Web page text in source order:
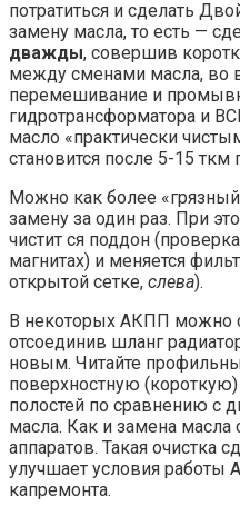
потратиться и сделать
замену масла, то есть —
дважды, совершив
между сменами масла, во
перемешивание и
гидротрансформатора и
масло «практически
становится после 5-15 ткм
Можно как более
замену за один раз. При
чистит ся поддон
магнитах) и меняется
открытой сетке, слева).
В некоторых АКПП можно
отсоединив шланг
новым. Читайте
поверхностную
полостей по сравнению с
масла. Как и замена
аппаратов. Такая очистка
улучшает условия работы
капремонта.